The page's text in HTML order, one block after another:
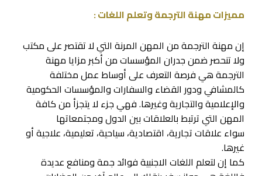
مميزات مهنة الترجمة وتعلم اللغات :
إن مهنة الترجمة من المهن المرنة التي لا تقتصر على مكتب
ولا تنحصر ضمن جدران المؤسسات من أكبر مزايا مهنة
الترجمة هي فرصة التعرف على أوساط عمل مختلفة
كالمشافي ودور القضاء والسفارات والمؤسسات الحكومية
والإعلامية والتجارية وغيرها. فهي جزء لا يتجزأ من كافة
المهن التي ترتبط بالعلاقات بين الدول ومجتمعاتها
سواء علاقات تجارية، اقتصادية، سياحية، تعليمية، علاجية أو
غيرها.
كما إن لتعلم اللغات الاجنبية فوائد جمة ومنافع عديدة